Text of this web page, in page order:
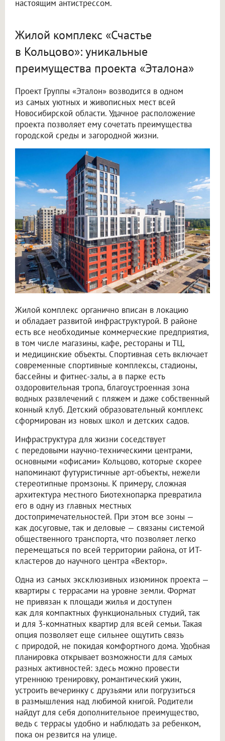
настоящим антистрессом.
Жилой комплекс «Счастье
в Кольцово»: уникальные
преимущества проекта «Эталона»
Проект Группы «Эталон» возводится в одном
из самых уютных и живописных мест всей
Новосибирской области. Удачное расположение
проекта позволяет ему сочетать преимущества
городской среды и загородной жизни.
Жилой комплекс органично вписан в локацию
и обладает развитой инфраструктурой. В районе
есть все необходимые коммерческие предприятия,
в том числе магазины, кафе, рестораны и ТЦ,
и медицинские объекты. Спортивная сеть включает
современные спортивные комплексы, стадионы,
бассейны и фитнес-залы, а в парке есть
оздоровительная тропа, благоустроенная зона
водных развлечений с пляжем и даже собственный
конный клуб. Детский образовательный комплекс
сформирован из новых школ и детских садов.
Инфраструктура для жизни соседствует
с передовыми научно-техническими центрами,
основными «офисами» Кольцово, которые скорее
напоминают футуристичные арт-объекты, нежели
стереотипные промзоны. К примеру, сложная
архитектура местного Биотехнопарка превратила
его в одну из главных местных
достопримечательностей. При этом все зоны —
как досуговые, так и деловые — связаны системой
общественного транспорта, что позволяет легко
перемещаться по всей территории района, от ИТ-
кластеров до научного центра «Вектор».
Одна из самых эксклюзивных изюминок проекта —
квартиры с террасами на уровне земли. Формат
не привязан к площади жилья и доступен
как для компактных функциональных студий, так
и для 3-комнатных квартир для всей семьи. Такая
опция позволяет еще сильнее ощутить связь
с природой, не покидая комфортного дома. Удобная
планировка открывает возможности для самых
разных активностей: здесь можно провести
утреннюю тренировку, романтический ужин,
устроить вечеринку с друзьями или погрузиться
в размышления над любимой книгой. Родители
найдут для себя дополнительное преимущество,
ведь с террасы удобно и наблюдать за ребенком,
пока он резвится на улице.